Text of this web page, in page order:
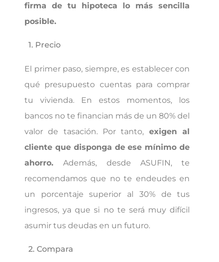
firma de tu hipoteca lo más sencilla
posible.
1. Precio
El primer paso, siempre, es establecer con
qué presupuesto cuentas para comprar
tu vivienda. En estos momentos, los
bancos no te financian más de un 80% del
valor de tasación. Por tanto, exigen al
cliente que disponga de ese mínimo de
ahorro.Además, desde ASUFIN, te
recomendamos que no te endeudes en
un porcentaje superior al 30% de tus
ingresos, ya que si no te será muy difícil
asumir tus deudas en un futuro.
2. Compara